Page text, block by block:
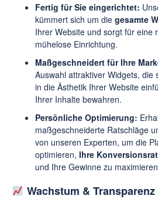
Fertig für Sie eingerichtet:
kümmert sich um die gesamte
Ihrer Website und sorgt für eine
mühelose Einrichtung.
Maßgeschneidert für Ihre
Auswahl attraktiver Widgets, die
in die Ästhetik Ihrer Website
Ihrer Inhalte bewahren.
Persönliche Optimierung:
maßgeschneiderte Ratschläge
von unseren Experten, um die
optimieren, Ihre
und Ihre Gewinne zu
Wachstum &